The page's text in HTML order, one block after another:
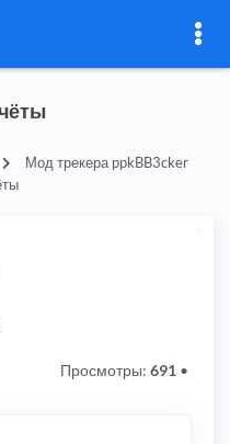
Мод трекера ppkBB3cker
Просмотры: 691 •